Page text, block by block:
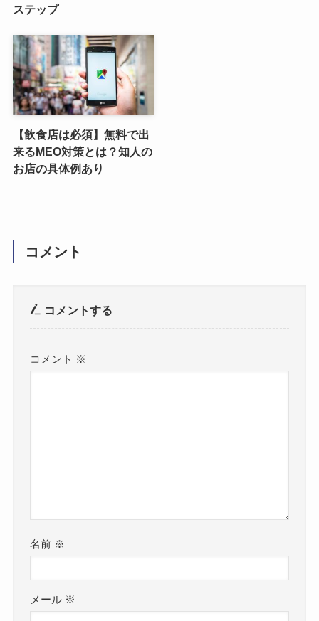
ステップ
【飲食店は必須】無料で出
来るMEO対策とは？知人の
お店の具体例あり
コメント
コメントする
コメント ※
名前 ※
メール ※